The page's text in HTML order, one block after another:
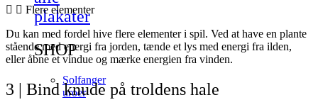
plakater
SHOP
Solfanger
uroer
Flere elementer
Du kan med fordel hive flere elementer i spil. Ved at have en plante
stående med energi fra jorden, tænde et lys med energi fra ilden,
eller åbne et vindue og mærke energien fra vinden.
3 | Bind knude på troldens hale